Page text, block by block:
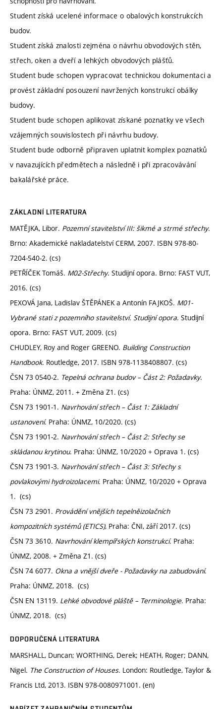
Student získá ucelené informace o obalových konstrukcích
budov.
Student získá znalosti zejména o návrhu obvodových stěn,
střech, oken a dveří a lehkých obvodových plášťů.
Student bude schopen vypracovat technickou dokumentaci a
provést základní posouzení navržených konstrukcí obálky
budovy.
Student bude schopen aplikovat získané poznatky ve všech
vzájemných souvislostech při návrhu budovy.
Student bude odborně připraven uplatnit komplex poznatků
v navazujících předmětech a následně i při zpracovávání
bakalářské práce.
ZÁKLADNÍ LITERATURA
MATĚJKA, Libor. Pozemní stavitelství III: šikmé a strmé střechy.
Brno: Akademické nakladatelství CERM, 2007. ISBN 978-80-
7204-540-2. (cs)
PETŘÍČEK Tomáš. M02-Střechy. Studijní opora. Brno: FAST VUT,
2016. (cs)
PEXOVÁ Jana, Ladislav ŠTĚPÁNEK a Antonín FAJKOŠ. M01-
Vybrané stati z pozemního stavitelství. Studijní opora. Studijní
opora. Brno: FAST VUT, 2009. (cs)
CHUDLEY, Roy and Roger GREENO. Building Construction
Handbook. Routledge, 2017. ISBN 978-1138408807. (cs)
ČSN 73 0540-2. Tepelná ochrana budov – Část 2: Požadavky.
Praha: ÚNMZ, 2011. + Změna Z1. (cs)
ČSN 73 1901-1. Navrhování střech – Část 1: Základní
ustanovení. Praha: ÚNMZ, 10/2020. (cs)
ČSN 73 1901-2. Navrhování střech – Část 2: Střechy se
skládanou krytinou. Praha: ÚNMZ, 10/2020 + Oprava 1. (cs)
ČSN 73 1901-3. Navrhování střech – Část 3: Střechy s
povlakovými hydroizolacemi. Praha: ÚNMZ, 10/2020 + Oprava
1. (cs)
ČSN 73 2901. Provádění vnějších tepelněizolačních
kompozitních systémů (ETICS), Praha: ČNI, září 2017. (cs)
ČSN 73 3610. Navrhování klempířských konstrukcí. Praha:
ÚNMZ, 2008. + Změna Z1. (cs)
ČSN 74 6077. Okna a vnější dveře - Požadavky na zabudování.
Praha: ÚNMZ, 2018. (cs)
ČSN EN 13119. Lehké obvodové pláště – Terminologie. Praha:
ÚNMZ, 2018. (cs)
DOPORUČENÁ LITERATURA
MARSHALL, Duncan; WORTHING, Derek; HEATH, Roger; DANN,
Nigel. The Construction of Houses. London: Routledge, Taylor &
Francis Ltd, 2013. ISBN 978-0080971001. (en)